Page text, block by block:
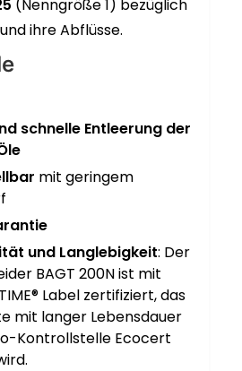
(Nenngröße 1) bezüglich
ihre Abflüsse.
schnelle Entleerung der
mit geringem
und Langlebigkeit: Der
BAGT 200N ist mit
Label zertifiziert, das
mit langer Lebensdauer
Kontrollstelle Ecocert